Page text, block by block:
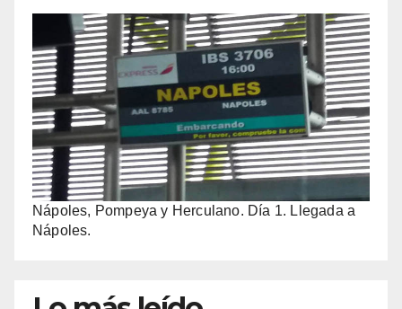
Nápoles, Pompeya y Herculano. Día 1. Llegada a
Nápoles.